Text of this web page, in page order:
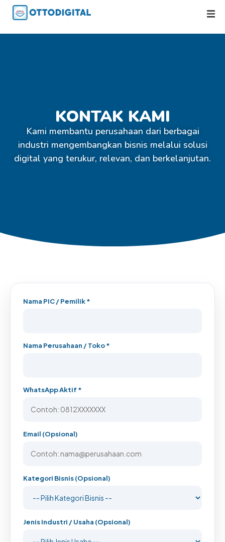
KONTAK KAMI
Kami membantu perusahaan dari berbagai
industri mengembangkan bisnis melalui solusi
digital yang terukur, relevan, dan berkelanjutan.
Nama PIC / Pemilik *
Nama Perusahaan / Toko *
WhatsApp Aktif *
Email (Opsional)
Kategori Bisnis (Opsional)
Jenis Industri / Usaha (Opsional)